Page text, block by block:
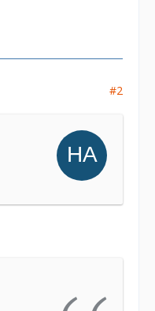
#2